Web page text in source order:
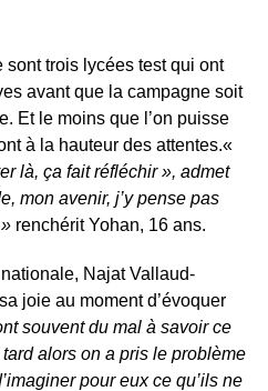
sont trois lycées test qui ont
avant que la campagne soit
Et le moins que l’on puisse
à la hauteur des attentes.«
là, ça fait réfléchir », admet
mon avenir, j’y pense pas
renchérit Yohan, 16 ans.
Najat Vallaud-
joie au moment d’évoquer
souvent du mal à savoir ce
alors on a pris le problème
pour eux ce qu’ils ne